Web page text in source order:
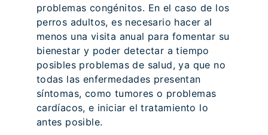
problemas congénitos. En el caso de los
perros adultos, es necesario hacer al
menos una visita anual para fomentar su
bienestar y poder detectar a tiempo
posibles problemas de salud, ya que no
todas las enfermedades presentan
síntomas, como tumores o problemas
cardíacos, e iniciar el tratamiento lo
antes posible.